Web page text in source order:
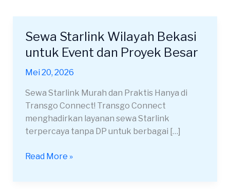
Sewa Starlink Wilayah Bekasi
untuk Event dan Proyek Besar
Mei 20, 2026
Sewa Starlink Murah dan Praktis Hanya di
Transgo Connect! Transgo Connect
menghadirkan layanan sewa Starlink
terpercaya tanpa DP untuk berbagai […]
Sewa
Starlink
Wilayah
Bekasi
Event
dan
Proyek
Besar
Read More »